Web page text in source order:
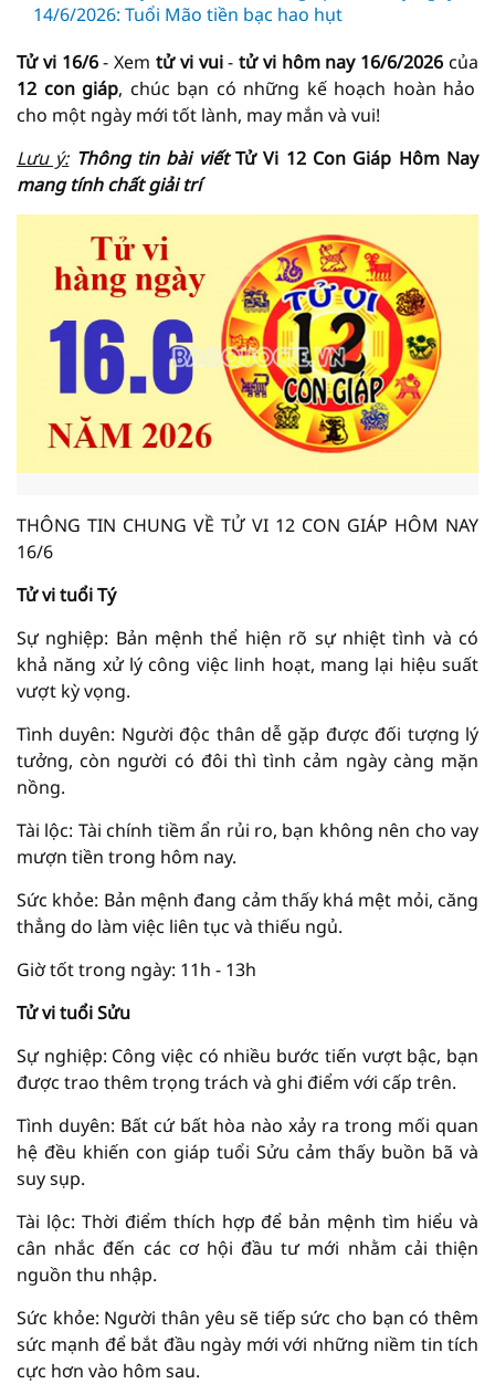
14/6/2026: Tuổi Mão tiền bạc hao hụt
Tử vi 16/6- Xem tử vi vui-tử vi hôm nay 16/6/2026 của
12 con giáp, chúc bạn có những kế hoạch hoàn hảo
cho một ngày mới tốt lành, may mắn và vui!
Lưu ý: Thông tin bài viếtTử Vi 12 Con Giáp Hôm Nay
mang tính chất giải trí
THÔNG TIN CHUNG VỀ TỬ VI 12 CON GIÁP HÔM NAY
16/6
Tử vi tuổi Tý
Sự nghiệp: Bản mệnh thể hiện rõ sự nhiệt tình và có
khả năng xử lý công việc linh hoạt, mang lại hiệu suất
vượt kỳ vọng.
Tình duyên: Người độc thân dễ gặp được đối tượng lý
tưởng, còn người có đôi thì tình cảm ngày càng mặn
nồng.
Tài lộc: Tài chính tiềm ẩn rủi ro, bạn không nên cho vay
mượn tiền trong hôm nay.
Sức khỏe: Bản mệnh đang cảm thấy khá mệt mỏi, căng
thẳng do làm việc liên tục và thiếu ngủ.
Giờ tốt trong ngày: 11h - 13h
Tử vi tuổi Sửu
Sự nghiệp: Công việc có nhiều bước tiến vượt bậc, bạn
được trao thêm trọng trách và ghi điểm với cấp trên.
Tình duyên: Bất cứ bất hòa nào xảy ra trong mối quan
hệ đều khiến con giáp tuổi Sửu cảm thấy buồn bã và
suy sụp.
Tài lộc: Thời điểm thích hợp để bản mệnh tìm hiểu và
cân nhắc đến các cơ hội đầu tư mới nhằm cải thiện
nguồn thu nhập.
Sức khỏe: Người thân yêu sẽ tiếp sức cho bạn có thêm
sức mạnh để bắt đầu ngày mới với những niềm tin tích
cực hơn vào hôm sau.